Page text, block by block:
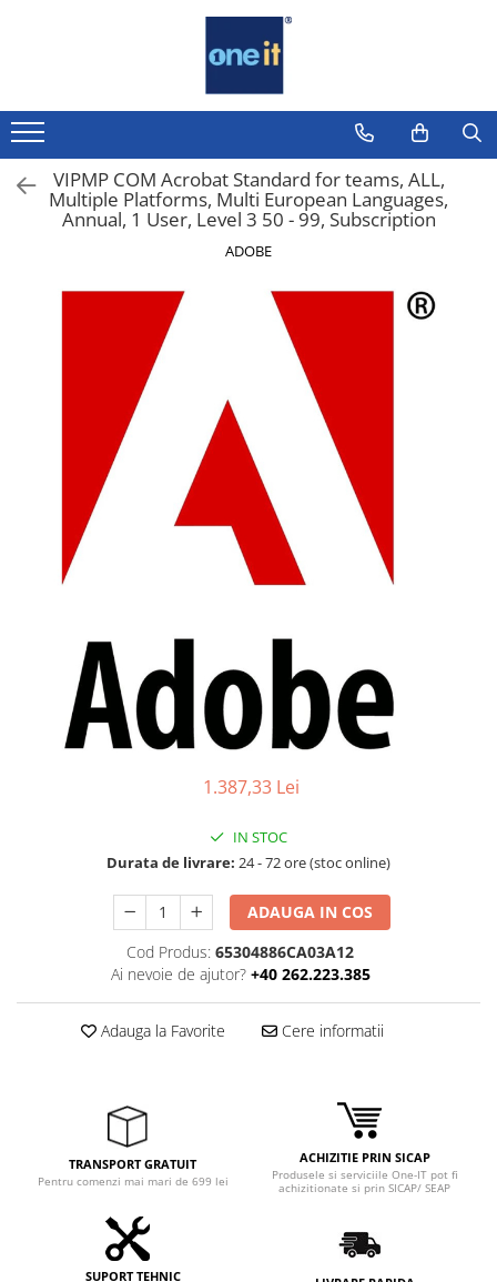
Laptop, Tablete & Telefoane
Laptop / Notebook
Notebook Consumer
Telefoane & accesorii
Inele Smart
Ochelari Smart
Smartphone IPhone
Sisteme Desktop & Monitoare
Gaming PC & Console
Desk Gaming
Microfoane & Casti Gaming
Tastaturi Gaming
Card Reader
Camere Web
Adaptoare
Tastaturi
USB Hub
Componente PC
Placi de Baza
VIPMP COM Acrobat Standard for teams, ALL,
Multiple Platforms, Multi European Languages,
Annual, 1 User, Level 3 50 - 99, Subscription
ADOBE
1.387,33 Lei
IN STOC
Durata de livrare: 24 - 72 ore (stoc online)
ADAUGA IN COS
Cod Produs: 65304886CA03A12
Ai nevoie de ajutor? +40 262.223.385
Adauga la Favorite Cere informatii
TRANSPORT GRATUIT
Pentru comenzi mai mari de 699 lei
ACHIZITIE PRIN SICAP
Produsele si serviciile One-IT pot fi
achizitionate si prin SICAP/ SEAP
SUPORT TEHNIC